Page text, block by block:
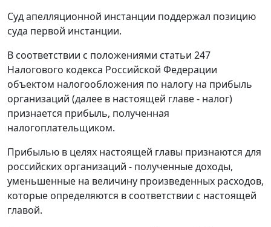
Суд апелляционной инстанции поддержал позицию
суда первой инстанции.
В соответствии с положениями статьи 247
Налогового кодекса Российской Федерации
объектом налогообложения по налогу на прибыль
организаций (далее в настоящей главе - налог)
признается прибыль, полученная
налогоплательщиком.
Прибылью в целях настоящей главы признаются для
российских организаций - полученные доходы,
уменьшенные на величину произведенных расходов,
которые определяются в соответствии с настоящей
главой.